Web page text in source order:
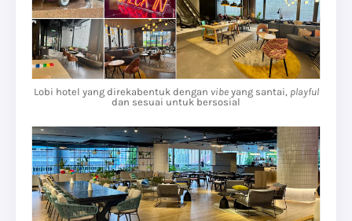
Lobi hotel yang direkabentuk dengan vibeyang santai, playful
dan sesuai untuk bersosial